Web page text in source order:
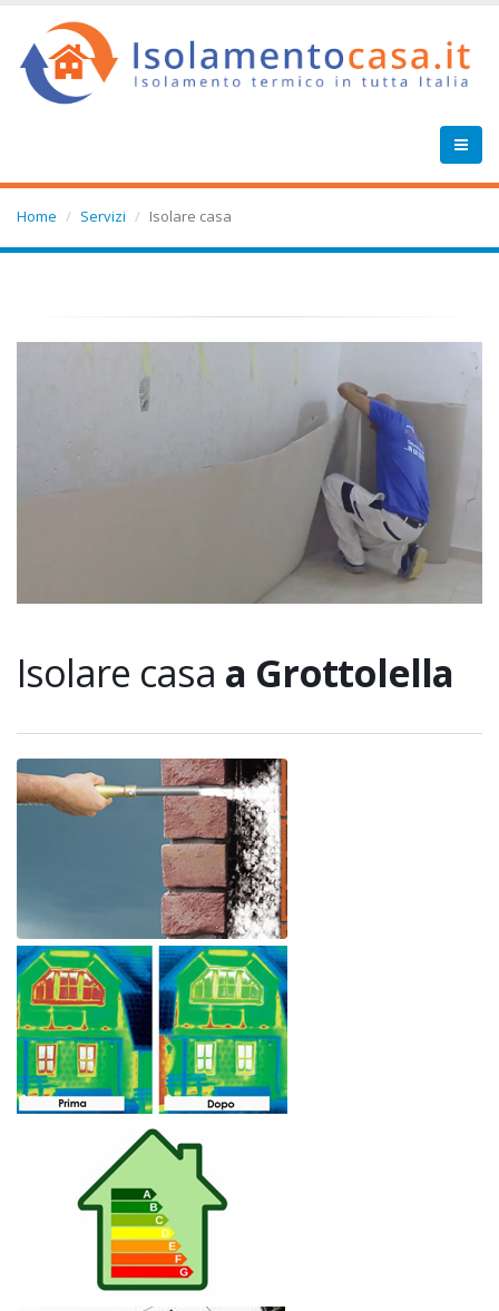
Home Servizi Isolare casa
Isolare casa a Grottolella